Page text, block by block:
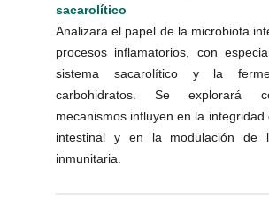
sacarolítico
Analizará el papel de la microbiota
procesos inflamatorios, con
sistema sacarolítico y la
carbohidratos. Se explorará
mecanismos influyen en la integridad
intestinal y en la modulación de
inmunitaria.